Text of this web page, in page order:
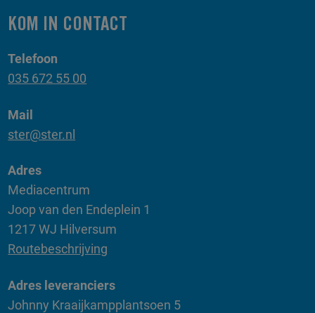
KOM IN CONTACT
Telefoon
035 672 55 00
Mail
ster@ster.nl
Adres
Mediacentrum
Joop van den Endeplein 1
1217 WJ Hilversum
Routebeschrijving
Adres leveranciers
Johnny Kraaijkampplantsoen 5